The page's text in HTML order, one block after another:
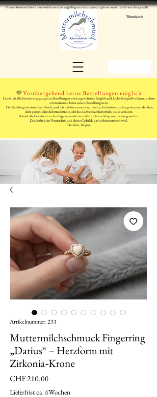
Unsere Muttermilchschmuckstücke werden sorgfältig und verantwortungsbewusst in der Schweiz hergestellt.
Warenkorb
💛Vorübergehend keine Bestellungen möglich
Damit ich alle bereits eingegangenen Bestellungen mit der gewohnten Sorgfalt und Liebe fertigstellen kann, nehme
ich momentan keine neuen Bestellungen an.
Die Nachfrage ist aktuell sehr hoch, und ich möchte vermeiden, dass die Lieferfristen zu lange werden oder dass
dein persönliches Schmuckstück nicht die Aufmerksamkeit erhält, die es verdient.
Sobald alle bestehenden Aufträge versendet sind, öffne ich den Shop wieder wie gewohnt.
Danke für dein Verständnis und deine Geduld, das bedeutet mir sehr viel.
Herzlich, Brigitte
Artikelnummer: 233
Muttermilchschmuck Fingerring
„Darius“ – Herzform mit
Zirkonia‑Krone
CHF 210.00Preis
Lieferfrist ca. 6Wochen